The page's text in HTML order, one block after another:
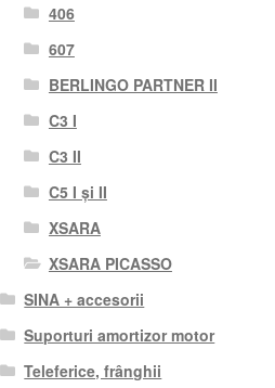
406
607
BERLINGO PARTNER II
C3 I
C3 II
C5 I și II
XSARA
XSARA PICASSO
SINA + accesorii
Suporturi amortizor motor
Teleferice, frânghii